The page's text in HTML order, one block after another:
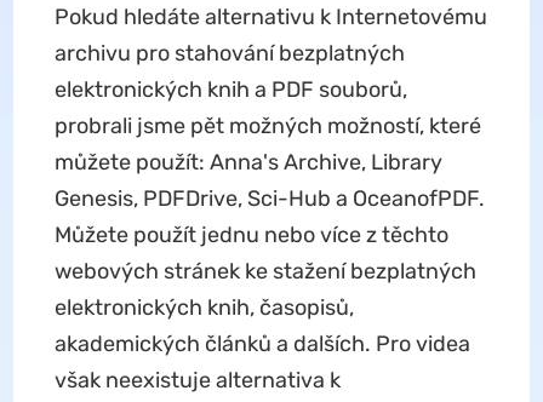
Pokud hledáte alternativu k Internetovému
archivu pro stahování bezplatných
elektronických knih a PDF souborů,
probrali jsme pět možných možností, které
můžete použít: Anna's Archive, Library
Genesis, PDFDrive, Sci-Hub a OceanofPDF.
Můžete použít jednu nebo více z těchto
webových stránek ke stažení bezplatných
elektronických knih, časopisů,
akademických článků a dalších. Pro videa
však neexistuje alternativa k